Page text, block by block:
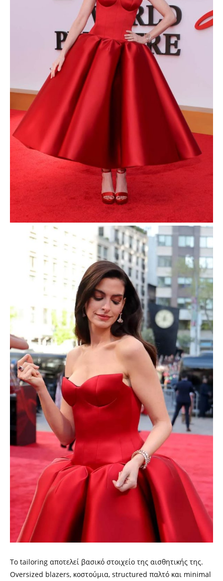
Το tailoring αποτελεί βασικό στοιχείο της αισθητικής της.
Oversized blazers, κοστούμια, structured παλτό και minimal